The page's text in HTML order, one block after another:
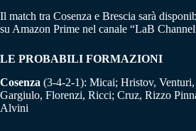
Il match tra Cosenza e Brescia sarà
su Amazon Prime nel canale “LaB
LE PROBABILI FORMAZIONI
Cosenza (3-4-2-1): Micai; Hristov,
Gargiulo, Florenzi, Ricci; Cruz, Rizzo
Alvini